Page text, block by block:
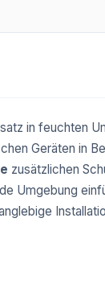
in feuchten
Geräten in
zusätzlichen
Umgebung